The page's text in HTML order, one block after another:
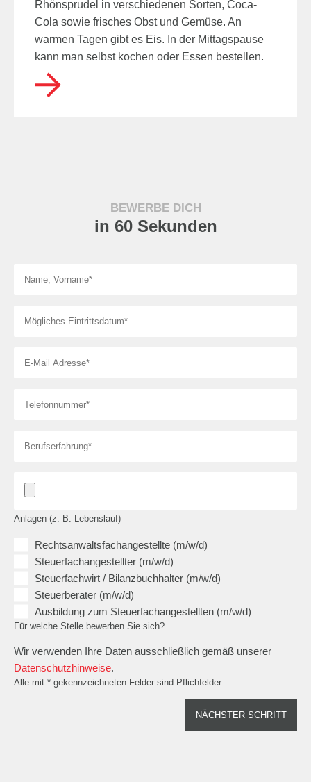
Rhönsprudel in verschiedenen Sorten, Coca-
Cola sowie frisches Obst und Gemüse. An
warmen Tagen gibt es Eis. In der Mittagspause
kann man selbst kochen oder Essen bestellen.
BEWERBE DICH
in 60 Sekunden
Anlagen (z. B. Lebenslauf)
Rechtsanwaltsfachangestellte (m/w/d)
Steuerfachangestellter (m/w/d)
Steuerfachwirt / Bilanzbuchhalter (m/w/d)
Steuerberater (m/w/d)
Ausbildung zum Steuerfachangestellten (m/w/d)
Für welche Stelle bewerben Sie sich?
Wir verwenden Ihre Daten ausschließlich gemäß unserer
Datenschutzhinweise.
Alle mit * gekennzeichneten Felder sind Pflichfelder
NÄCHSTER SCHRITT